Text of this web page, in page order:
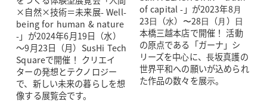
×自然×技術＝未来展- Well-
being for human & nature
-」が2024年6月19日（水）
～9月23日（月）SusHi Tech
Squareで開催！ クリエイ
ターの発想とテクノロジー
で、新しい未来の暮らしを想
像する展覧会です。
of capital -」が2023年8⽉
23⽇（⽔）〜28⽇（⽉）⽇
本橋三越本店で開催！ 活動
の原点である「ガーナ」シ
リーズを中⼼に、⻑坂真護の
世界平和への願いが込められ
た作品の数々を展⽰。